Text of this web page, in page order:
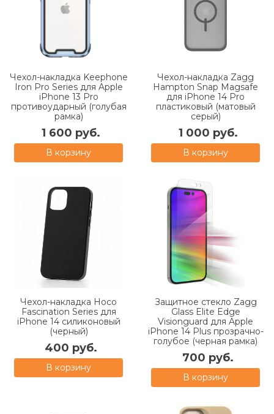
Чехол-накладка Keephone
Iron Pro Series для Apple
iPhone 13 Pro
противоударный (голубая
рамка)
1 600 руб.
В корзину
Чехол-накладка Zagg
Hampton Snap Magsafe
для iPhone 14 Pro
пластиковый (матовый
серый)
1 000 руб.
В корзину
Чехол-накладка Hoco
Fascination Series для
iPhone 14 силиконовый
(черный)
400 руб.
В корзину
Защитное стекло Zagg
Glass Elite Edge
Visionguard для Apple
iPhone 14 Plus прозрачно-
голубое (черная рамка)
700 руб.
В корзину